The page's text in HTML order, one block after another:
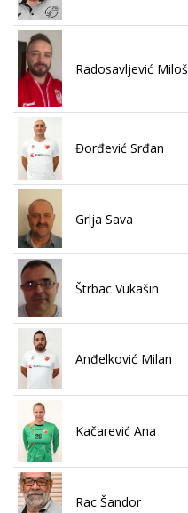
Radosavljević Miloš
Đorđević Srđan
Grlja Sava
Štrbac Vukašin
Anđelković Milan
Kačarević Ana
Rac Šandor